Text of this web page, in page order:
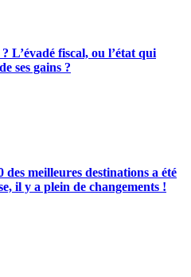
L’évadé fiscal, ou l’état qui
ses gains ?
meilleures destinations a été
il y a plein de changements !